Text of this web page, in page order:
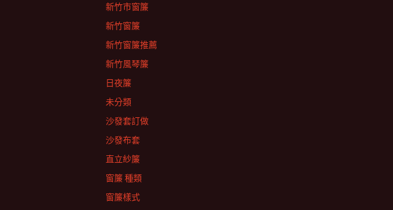
新竹市窗簾
新竹窗簾
新竹窗簾推薦
新竹風琴簾
日夜簾
未分類
沙發套訂做
沙發布套
直立紗簾
窗簾 種類
窗簾樣式